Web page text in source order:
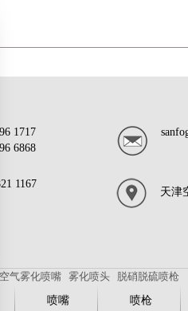
1717
6868
1167
天津
空气雾化喷嘴 雾化喷头
脱硝脱硫喷枪
喷嘴 喷枪